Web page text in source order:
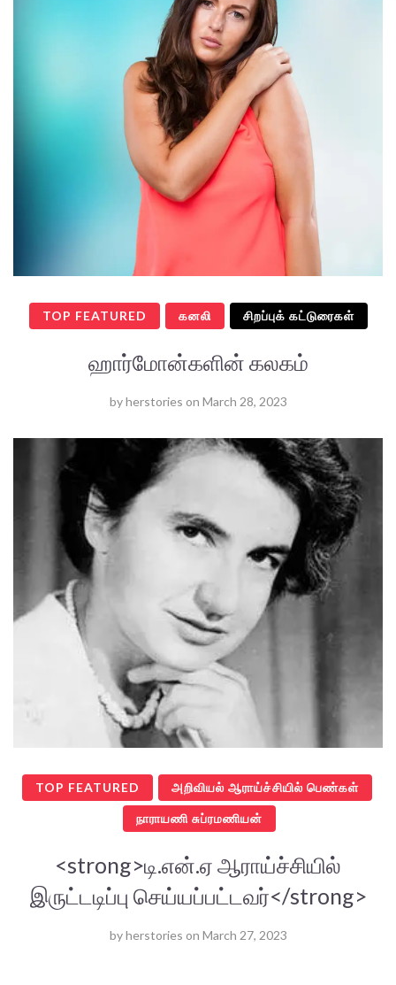
TOP FEATURED கனலி சிறப்புக் கட்டுரைகள்
ஹார்மோன்களின் கலகம்
byherstories on March 28, 2023
TOP FEATURED அறிவியல் ஆராய்ச்சியில் பெண்கள்
நாராயணி சுப்ரமணியன்
<strong>டி.என்.ஏ ஆராய்ச்சியில்
இருட்டடிப்பு செய்யப்பட்டவர்</strong>
byherstories on March 27, 2023